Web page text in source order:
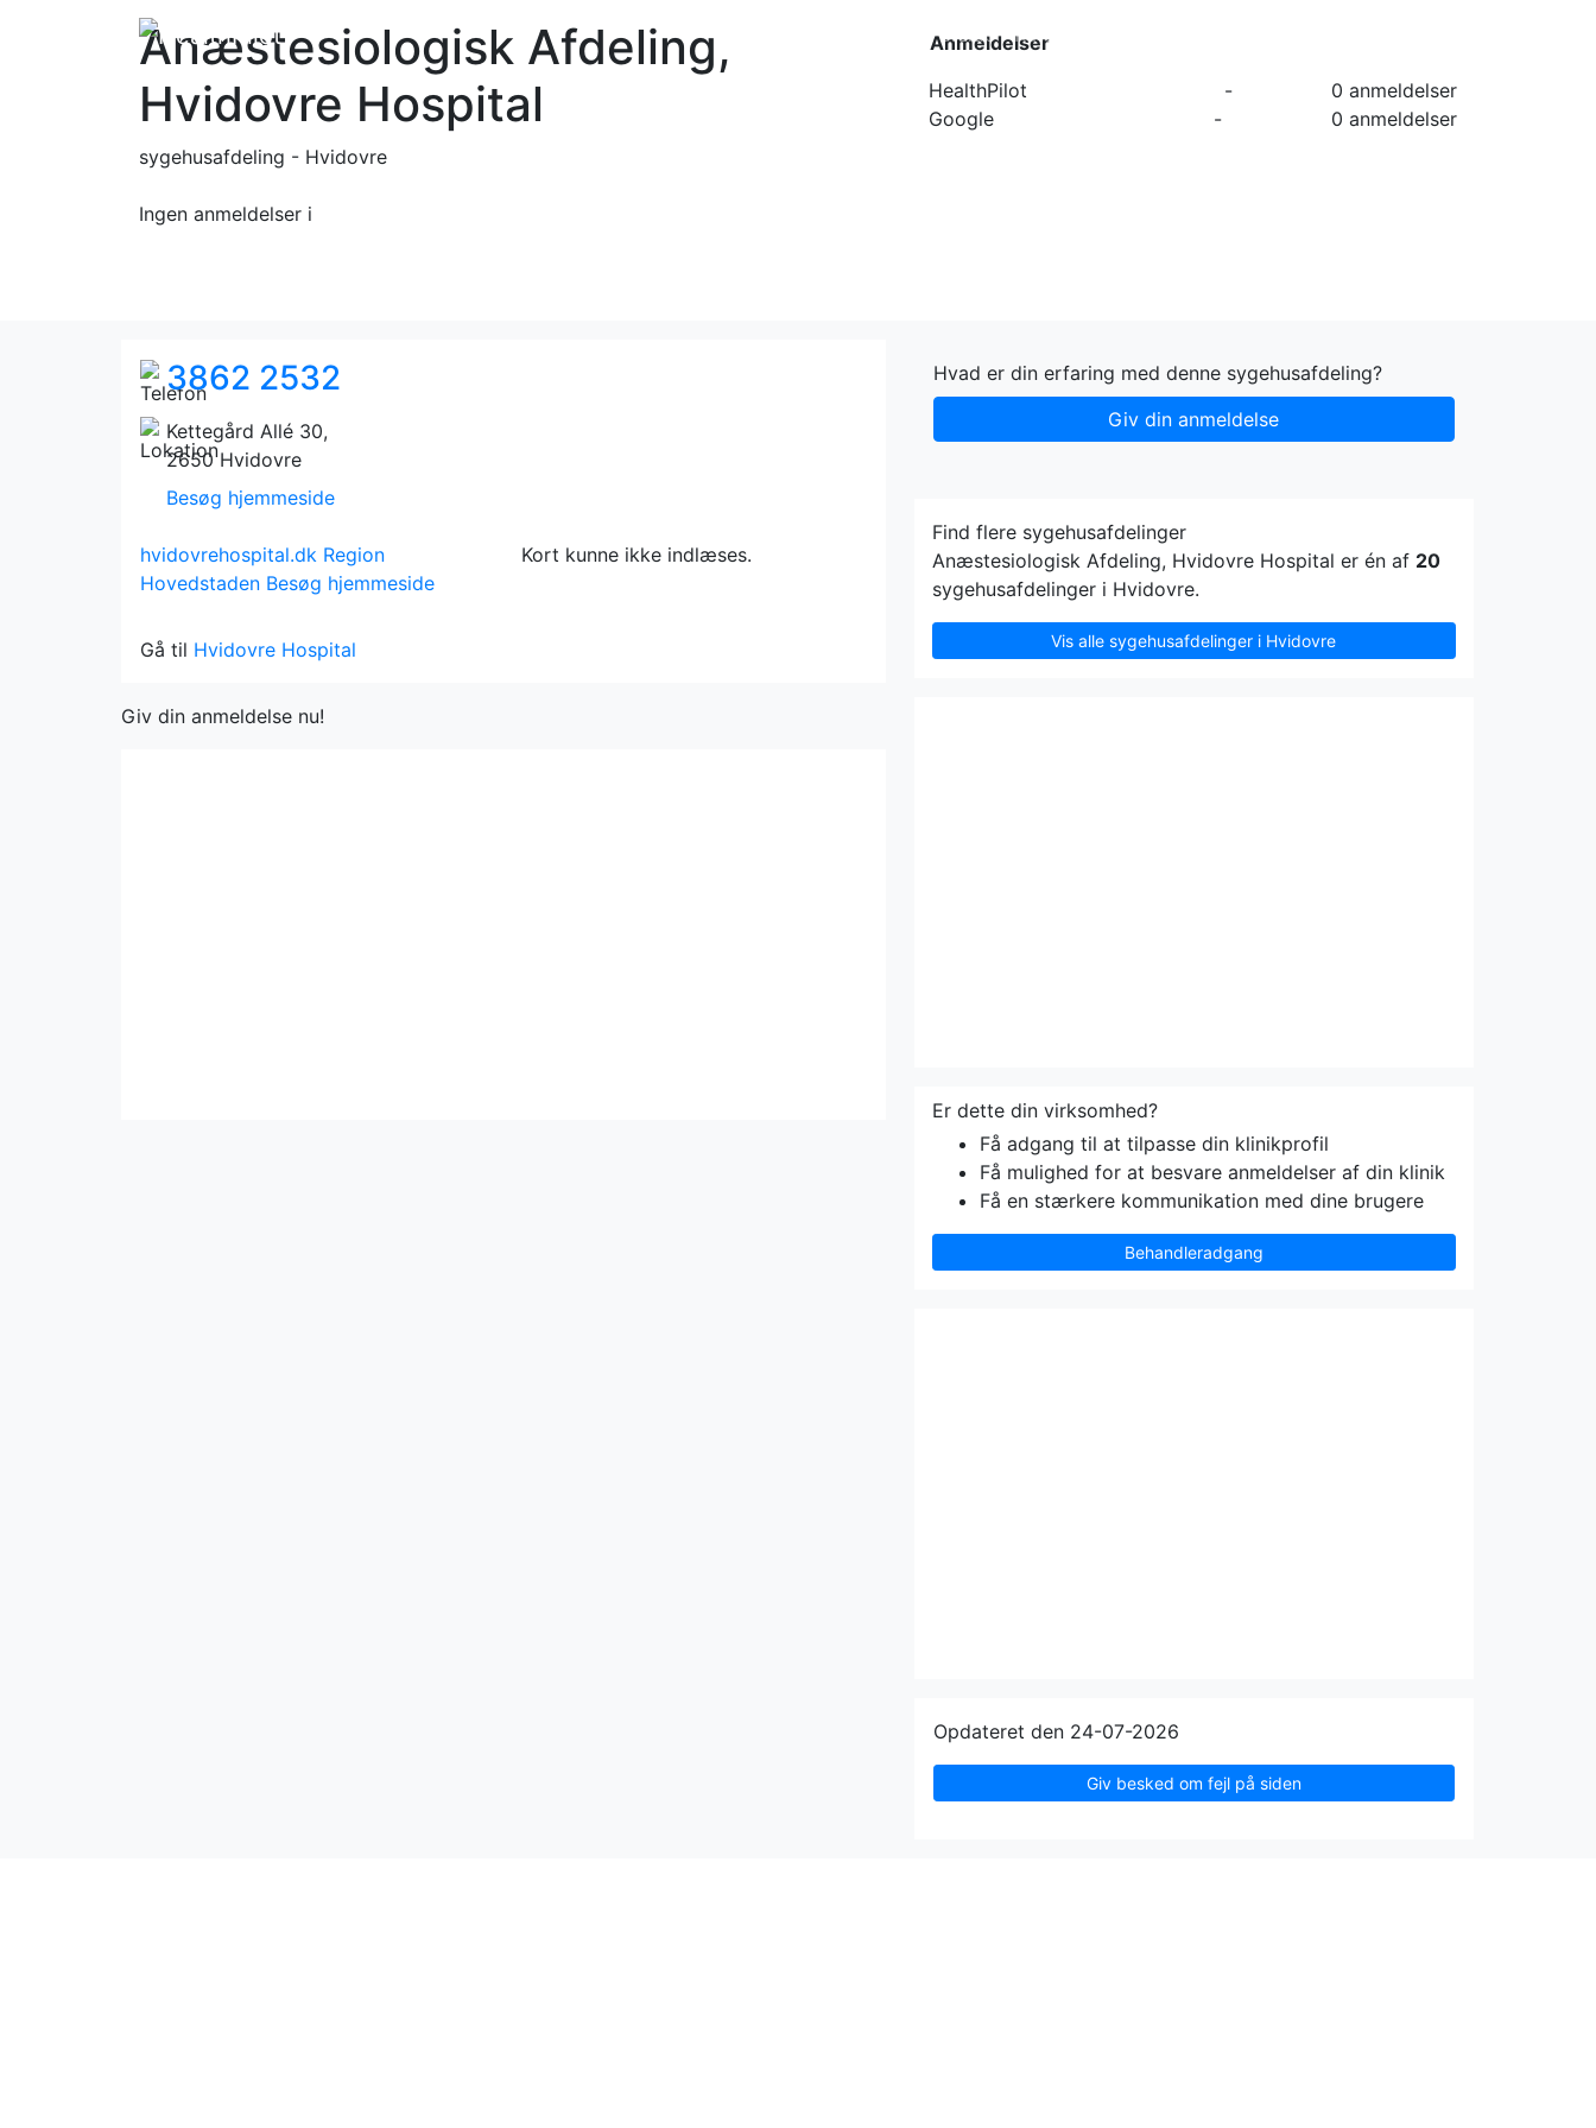
Forside Kategorier
Anæstesiologisk Afdeling,
Hvidovre Hospital
sygehusafdeling - Hvidovre
Ingen anmeldelser i
Anmeldelser
HealthPilot
-
0 anmeldelser
Google
- 0 anmeldelser
3862 2532
Kettegård Allé 30,
2650 Hvidovre
Besøg hjemmeside
hvidovrehospital.dk Region
Hovedstaden Besøg hjemmeside
Kort kunne ikke indlæses.
Gå til Hvidovre Hospital
Giv din anmeldelse nu!
Hvad er din erfaring med denne sygehusafdeling?
Giv din anmeldelse
Find flere sygehusafdelinger
Anæstesiologisk Afdeling, Hvidovre Hospital er én af 20
sygehusafdelinger i Hvidovre.
Vis alle sygehusafdelinger i Hvidovre
Er dette din virksomhed?
Få adgang til at tilpasse din klinikprofil
Få mulighed for at besvare anmeldelser af din klinik
Få en stærkere kommunikation med dine brugere
Behandleradgang
Opdateret den 24-07-2026
Giv besked om fejl på siden